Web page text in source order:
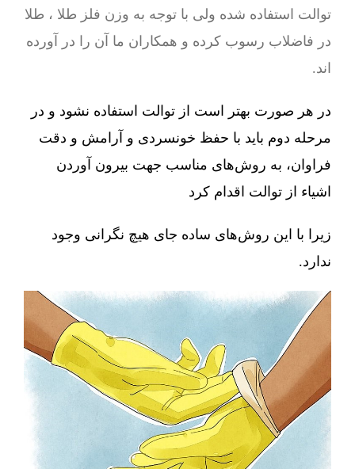
توالت استفاده شده ولی با توجه به وزن فلز طلا ، طلا
در فاضلاب رسوب کرده و همکاران ما آن را در آورده
اند.
در هر صورت بهتر است از توالت استفاده نشود و در
مرحله دوم باید با حفظ خونسردی و آرامش و دقت
فراوان، به روش‌های مناسب جهت بیرون آوردن
اشیاء از توالت اقدام کرد
زیرا با این روش‌های ساده جای هیچ نگرانی وجود
ندارد.